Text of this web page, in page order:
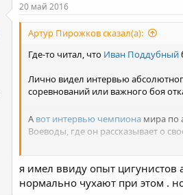
20 май 2016
Артур Пирожков сказал(а):
Где-то читал, что Иван Поддубный
Лично видел интервью
соревнований или важного боя
А вот интервью чемпиона мира по
Воеводы, где он рассказывает о
я имел ввиду опыт
нормально чухают при этом .